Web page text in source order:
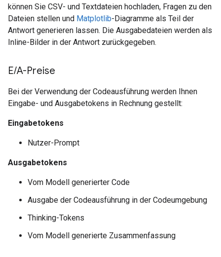
können Sie CSV- und Textdateien hochladen, Fragen zu den
Dateien stellen und Matplotlib-Diagramme als Teil der
Antwort generieren lassen. Die Ausgabedateien werden als
Inline-Bilder in der Antwort zurückgegeben.
E/A-Preise
Bei der Verwendung der Codeausführung werden Ihnen
Eingabe- und Ausgabetokens in Rechnung gestellt:
Eingabetokens
Nutzer-Prompt
Ausgabetokens
Vom Modell generierter Code
Ausgabe der Codeausführung in der Codeumgebung
Thinking-Tokens
Vom Modell generierte Zusammenfassung